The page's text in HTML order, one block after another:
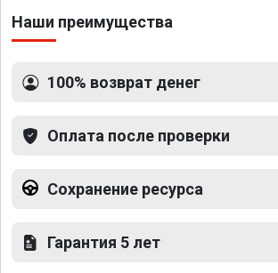
Наши преимущества
100% возврат денег
Оплата после проверки
Сохранение ресурса
Гарантия 5 лет